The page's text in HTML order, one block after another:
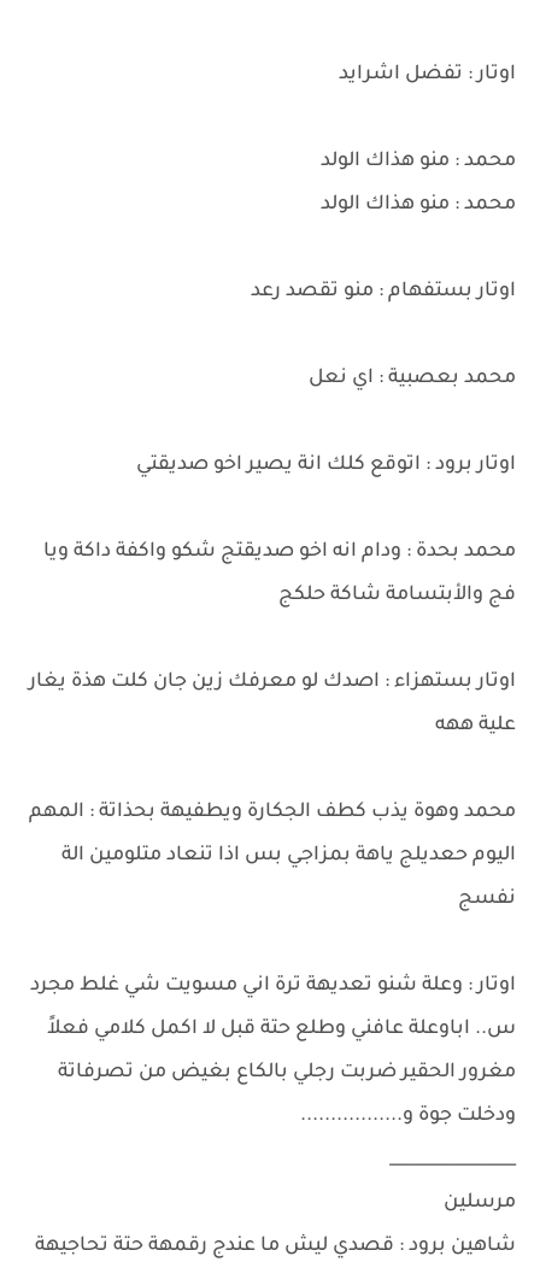
اوتار : تفضل اشرايد
محمد : منو هذاك الولد
محمد : منو هذاك الولد
اوتار بستفهام : منو تقصد رعد
محمد بعصبية : اي نعل
اوتار برود : اتوقع كلك انة يصير اخو صديقتي
محمد بحدة : ودام انه اخو صديقتج شكو واكفة داكة ويا
فج والأبتسامة شاكة حلكج
اوتار بستهزاء : اصدك لو معرفك زين جان كلت هذة يغار
علية ههه
محمد وهوة يذب كطف الجكارة ويطفيهة بحذاتة : المهم
اليوم حعديلج ياهة بمزاجي بس اذا تنعاد متلومين الة
نفسج
اوتار : وعلة شنو تعديهة ترة اني مسويت شي غلط مجرد
س.. اباوعلة عافني وطلع حتة قبل لا اكمل كلامي فعلاً
مغرور الحقير ضربت رجلي بالكاع بغيض من تصرفاتة
ودخلت جوة و.................
_______________
مرسلين
شاهين برود : قصدي ليش ما عندج رقمهة حتة تحاجيهة